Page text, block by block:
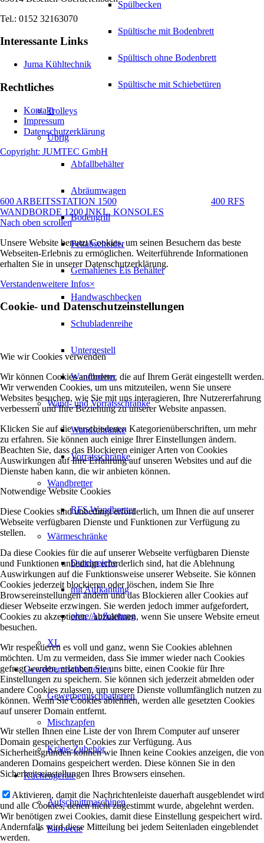
Spülbecken
Spültische mit Bodenbrett
Spültisch ohne Bodenbrett
Spültische mit Schiebetüren
Trolleys
Übrig
Abfallbehälter
Abräumwagen
Bodengrill
Fettabscheider
Gemahlenes Eis Behälter
Handwaschbecken
Schubladenreihe
Untergestell
Wandbretter
Wand- und Vorratsschränke
Wandschränke
Vorratsschränke
Wandbretter
RFS Wandbretter
Wärmeschränke
Durchreiche
mit Aufkantung
ohne Aufkantung
XL
Gewerbemischbatterien
Gewerbemischbatterien
Mischzapfen
Kräne-Zubehör
Küchengeräte
Aufschnittmaschinen
Barbecue
Tel.: 0152 32163070
Interessante Links
Juma Kühltechnik
Rechtliches
Kontakt
Impressum
Datenschutzerklärung
Copyright: JUMTEC GmbH
600 ARBEITSSTATION 1500
400 RFS
WANDBORDE 1200 INKL. KONSOLES
Nach oben scrollen
Unsere Website benutzt Cookies, um seinen Besuchern das beste
Webseiten-Erlebnis zu ermöglichen. Weiterführende Informationen
erhalten Sie in unserer Datenschutzerklärung.
Verstandenweitere Infos×
Cookie- und Datenschutzeinstellungen
Wie wir Cookies verwenden
Wir können Cookies anfordern, die auf Ihrem Gerät eingestellt werden.
Wir verwenden Cookies, um uns mitzuteilen, wenn Sie unsere
Websites besuchen, wie Sie mit uns interagieren, Ihre Nutzererfahrung
verbessern und Ihre Beziehung zu unserer Website anpassen.
Klicken Sie auf die verschiedenen Kategorienüberschriften, um mehr
zu erfahren. Sie können auch einige Ihrer Einstellungen ändern.
Beachten Sie, dass das Blockieren einiger Arten von Cookies
Auswirkungen auf Ihre Erfahrung auf unseren Websites und auf die
Dienste haben kann, die wir anbieten können.
Notwendige Website Cookies
Diese Cookies sind unbedingt erforderlich, um Ihnen die auf unserer
Webseite verfügbaren Dienste und Funktionen zur Verfügung zu
stellen.
Da diese Cookies für die auf unserer Webseite verfügbaren Dienste
und Funktionen unbedingt erforderlich sind, hat die Ablehnung
Auswirkungen auf die Funktionsweise unserer Webseite. Sie können
Cookies jederzeit blockieren oder löschen, indem Sie Ihre
Browsereinstellungen ändern und das Blockieren aller Cookies auf
dieser Webseite erzwingen. Sie werden jedoch immer aufgefordert,
Cookies zu akzeptieren / abzulehnen, wenn Sie unsere Website erneut
besuchen.
Wir respektieren es voll und ganz, wenn Sie Cookies ablehnen
möchten. Um zu vermeiden, dass Sie immer wieder nach Cookies
gefragt werden, erlauben Sie uns bitte, einen Cookie für Ihre
Einstellungen zu speichern. Sie können sich jederzeit abmelden oder
andere Cookies zulassen, um unsere Dienste vollumfänglich nutzen zu
können. Wenn Sie Cookies ablehnen, werden alle gesetzten Cookies
auf unserer Domain entfernt.
Wir stellen Ihnen eine Liste der von Ihrem Computer auf unserer
Domain gespeicherten Cookies zur Verfügung. Aus
Sicherheitsgründen können wie Ihnen keine Cookies anzeigen, die von
anderen Domains gespeichert werden. Diese können Sie in den
Sicherheitseinstellungen Ihres Browsers einsehen.
Aktivieren, damit die Nachrichtenleiste dauerhaft ausgeblendet wird
und alle Cookies, denen nicht zugestimmt wurde, abgelehnt werden.
Wir benötigen zwei Cookies, damit diese Einstellung gespeichert wird.
Andernfalls wird diese Mitteilung bei jedem Seitenladen eingeblendet
werden.